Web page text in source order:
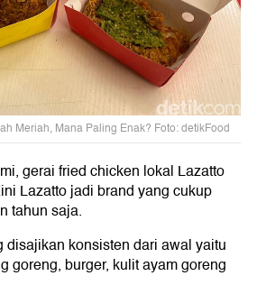
Meriah, Mana Paling Enak? Foto: detikFood
gerai fried chicken lokal Lazatto
Lazatto jadi brand yang cukup
tahun saja.
disajikan konsisten dari awal yaitu
goreng, burger, kulit ayam goreng